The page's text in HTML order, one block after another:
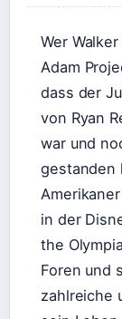
Wer
Adam
dass der
von Ryan
war und
gestanden
in der
the
Foren und
zahlreiche